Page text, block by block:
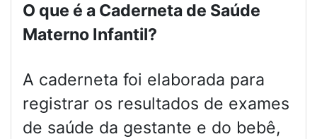
O que é a Caderneta de Saúde
Materno Infantil?
A caderneta foi elaborada para
registrar os resultados de exames
de saúde da gestante e do bebê,